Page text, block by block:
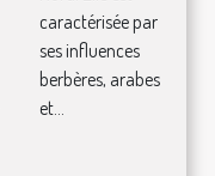
caractérisée par
ses influences
berbères, arabes
et...